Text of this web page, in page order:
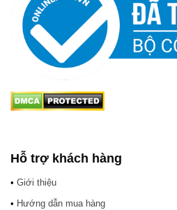
Hỗ trợ khách hàng
• Giới thiệu
• Hướng dẫn mua hàng